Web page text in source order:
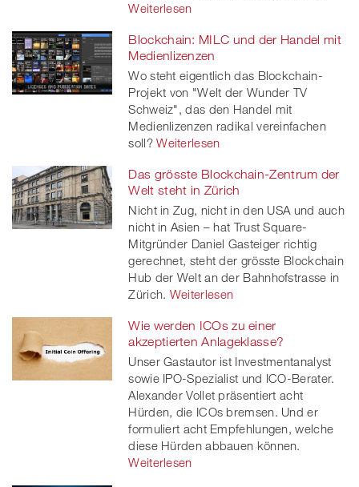
Weiterlesen
Blockchain: MILC und der Handel mit
Medienlizenzen
Wo steht eigentlich das Blockchain-
Projekt von "Welt der Wunder TV
Schweiz", das den Handel mit
Medienlizenzen radikal vereinfachen
soll? Weiterlesen
Das grösste Blockchain-Zentrum der
Welt steht in Zürich
Nicht in Zug, nicht in den USA und auch
nicht in Asien – hat Trust Square-
Mitgründer Daniel Gasteiger richtig
gerechnet, steht der grösste Blockchain
Hub der Welt an der Bahnhofstrasse in
Zürich. Weiterlesen
Wie werden ICOs zu einer
akzeptierten Anlageklasse?
Unser Gastautor ist Investmentanalyst
sowie IPO-Spezialist und ICO-Berater.
Alexander Vollet präsentiert acht
Hürden, die ICOs bremsen. Und er
formuliert acht Empfehlungen, welche
diese Hürden abbauen können.
Weiterlesen